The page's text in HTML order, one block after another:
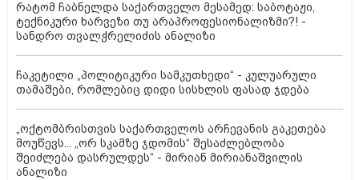
რატომ ჩაბნელდა საქართველო მესამედ: საბოტაჟი,
ტექნიკური ხარვეზი თუ არაპროფესიონალიზმი?! -
სანდრო თვალჭრელიძის ანალიზი
ჩაკეტილი „პოლიტიკური სამკუთხედი“ - კულუარული
თამაშები, რომლებიც დიდი სისხლის ფასად ჯდება
„ოქტომბრისთვის საქართველოს არჩევანის გაკეთება
მოუწევს... „ორ სკამზე ჯდომის“ შესაძლებლობა
შეიძლება დასრულდეს“ - მირიან მირიანაშვილის
ანალიზი